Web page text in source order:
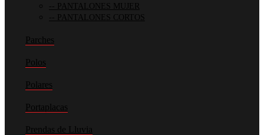
PANTALONES MUJER
PANTALONES CORTOS
Parches
Polos
Polares
Portaplacas
Prendas de Lluvia